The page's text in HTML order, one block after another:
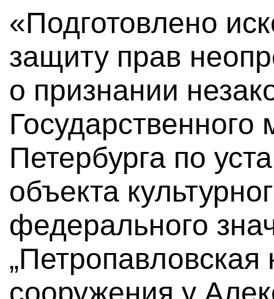
«Подготовлено
защиту прав
о признании
Петербурга по
объекта
федерального
„Петропавловская